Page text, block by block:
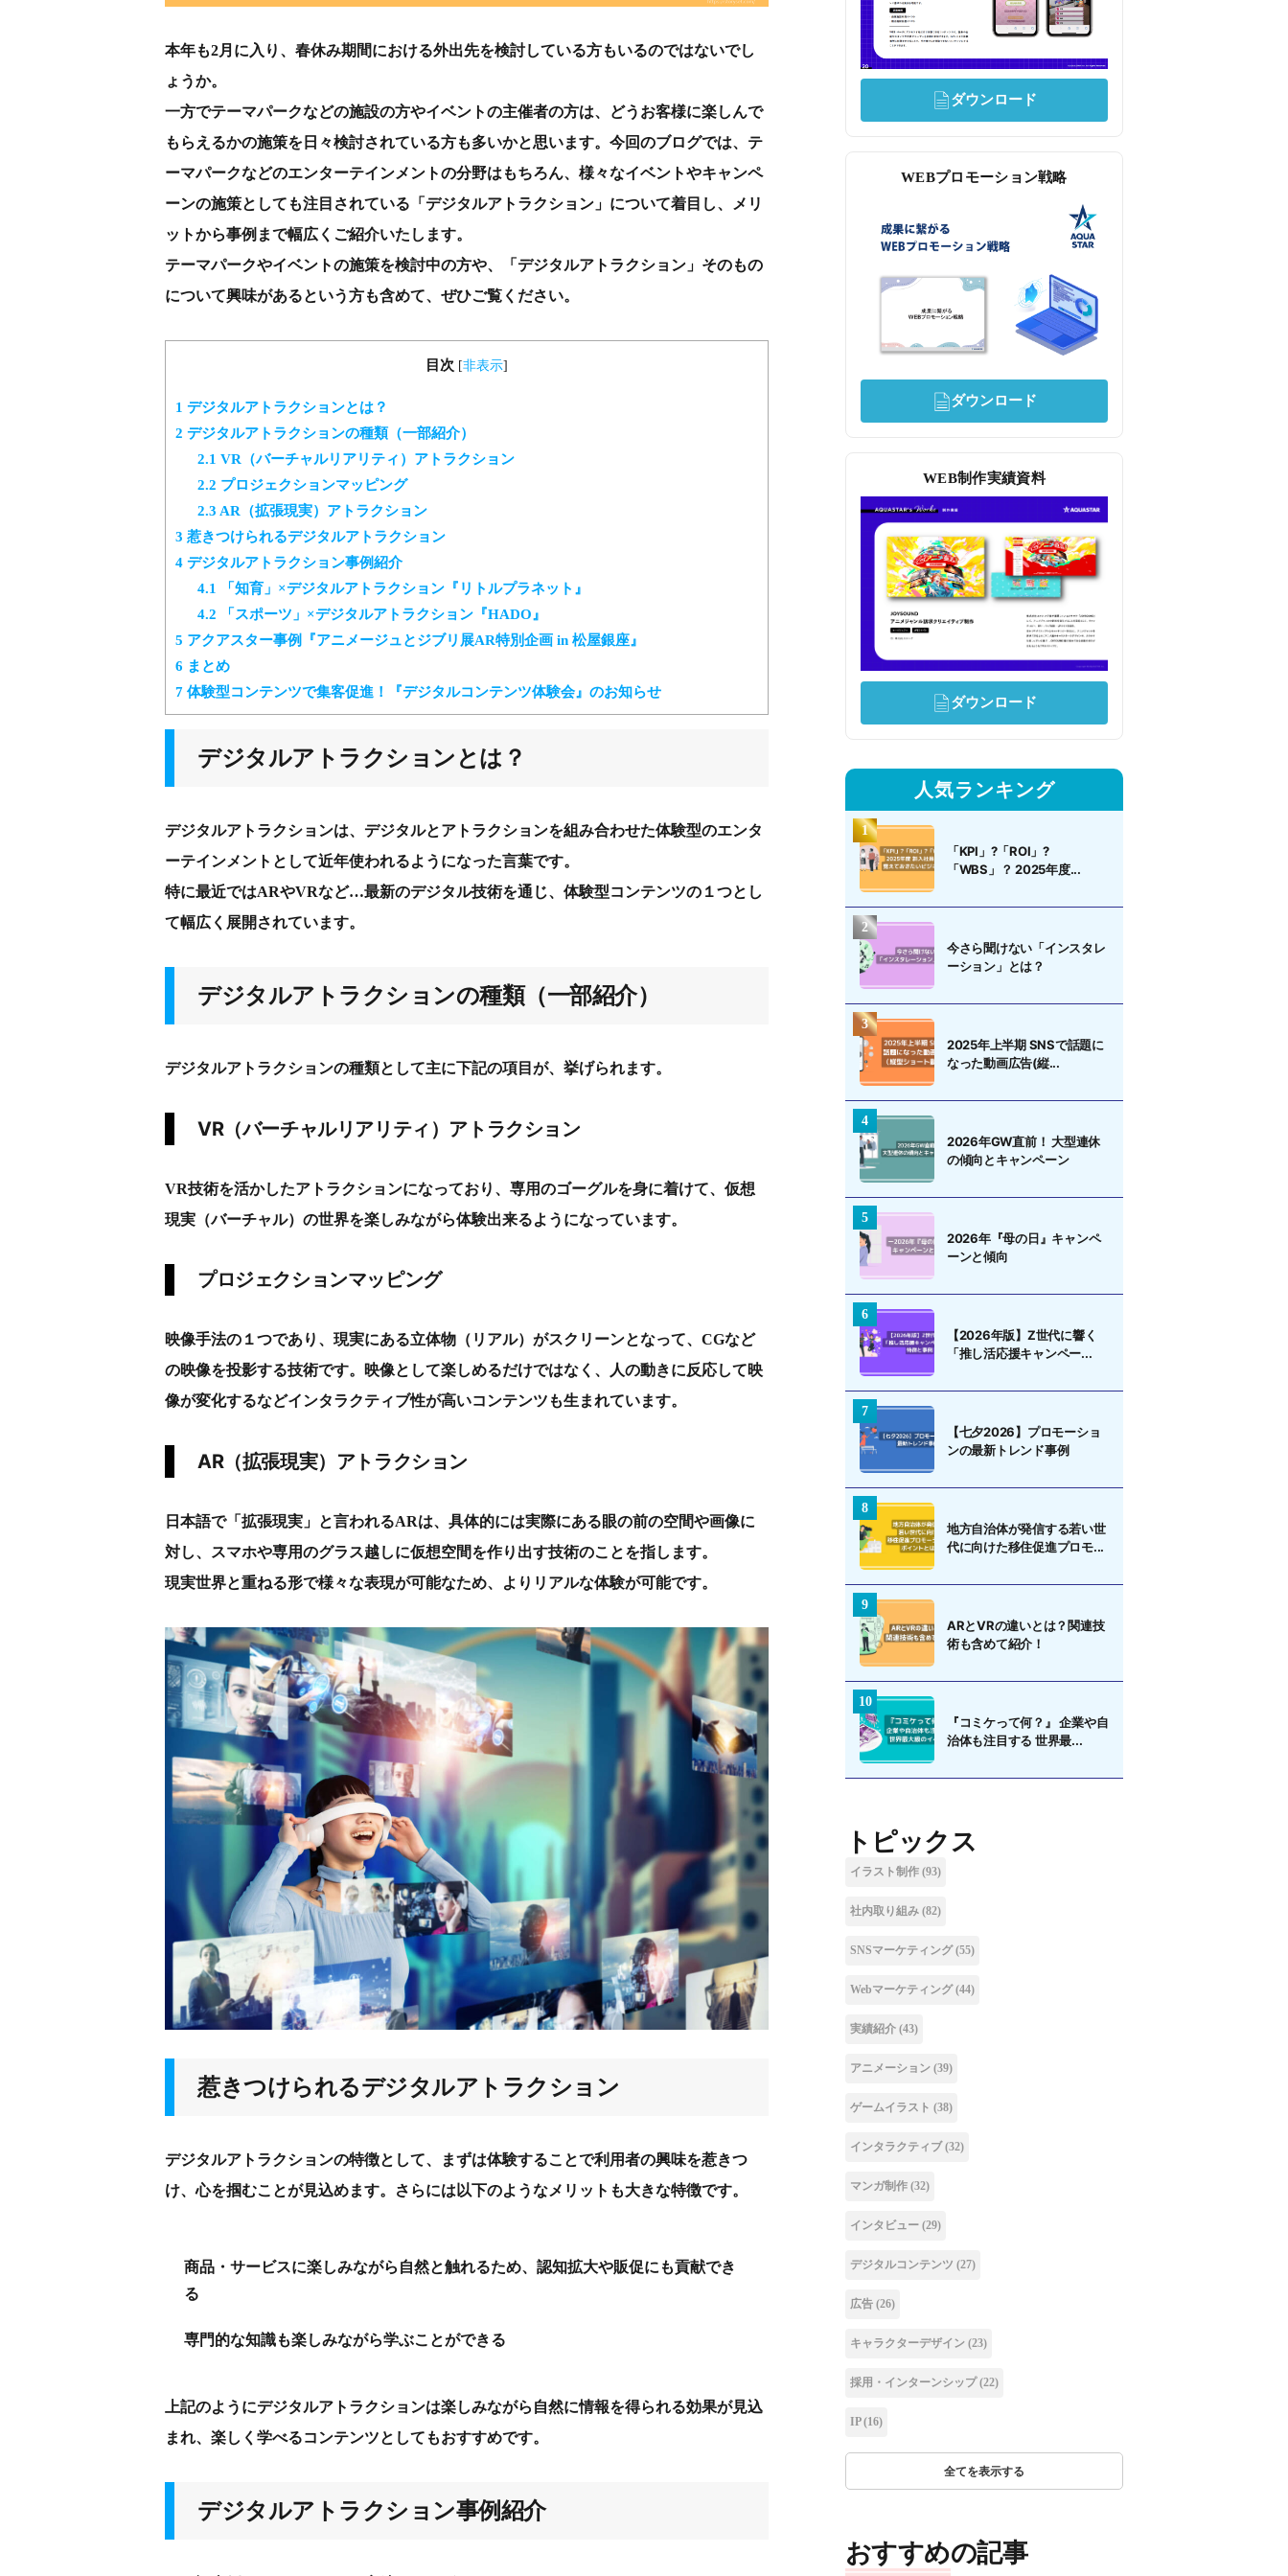
本年も2月に入り、春休み期間における外出先を検討している方もいるのではないでし
ょうか。
一方でテーマパークなどの施設の方やイベントの主催者の方は、どうお客様に楽しんで
もらえるかの施策を日々検討されている方も多いかと思います。今回のブログでは、テ
ーマパークなどのエンターテインメントの分野はもちろん、様々なイベントやキャンペ
ーンの施策としても注目されている「デジタルアトラクション」について着目し、メリ
ットから事例まで幅広くご紹介いたします。
テーマパークやイベントの施策を検討中の方や、「デジタルアトラクション」そのもの
について興味があるという方も含めて、ぜひご覧ください。
目次 [非表示]
1 デジタルアトラクションとは？
2 デジタルアトラクションの種類（一部紹介）
2.1 VR（バーチャルリアリティ）アトラクション
2.2 プロジェクションマッピング
2.3 AR（拡張現実）アトラクション
3 惹きつけられるデジタルアトラクション
4 デジタルアトラクション事例紹介
4.1
「知育」×デジタルアトラクション『リトルプラネット』
4.2 「スポーツ」×デジタルアトラクション『HADO』
5 アクアスター事例『アニメージュとジブリ展AR特別企画 in 松屋銀座』
6 まとめ
7 体験型コンテンツで集客促進！『デジタルコンテンツ体験会』のお知らせ
デジタルアトラクションとは？
デジタルアトラクションは、デジタルとアトラクションを組み合わせた体験型のエンタ
ーテインメントとして近年使われるようになった言葉です。
特に最近ではARやVRなど…最新のデジタル技術を通じ、体験型コンテンツの１つとし
て幅広く展開されています。
デジタルアトラクションの種類（一部紹介）
デジタルアトラクションの種類として主に下記の項目が、挙げられます。
VR（バーチャルリアリティ）アトラクション
VR技術を活かしたアトラクションになっており、専用のゴーグルを身に着けて、仮想
現実（バーチャル）の世界を楽しみながら体験出来るようになっています。
プロジェクションマッピング
映像手法の１つであり、現実にある立体物（リアル）がスクリーンとなって、CGなど
の映像を投影する技術です。映像として楽しめるだけではなく、人の動きに反応して映
像が変化するなどインタラクティブ性が高いコンテンツも生まれています。
AR（拡張現実）アトラクション
日本語で「拡張現実」と言われるARは、具体的には実際にある眼の前の空間や画像に
対し、スマホや専用のグラス越しに仮想空間を作り出す技術のことを指します。
現実世界と重ねる形で様々な表現が可能なため、よりリアルな体験が可能です。
惹きつけられるデジタルアトラクション
デジタルアトラクションの特徴として、まずは体験することで利用者の興味を惹きつ
け、心を掴むことが見込めます。さらには以下のようなメリットも大きな特徴です。
商品・サービスに楽しみながら自然と触れるため、認知拡大や販促にも貢献でき
る
専門的な知識も楽しみながら学ぶことができる
上記のようにデジタルアトラクションは楽しみながら自然に情報を得られる効果が見込
まれ、楽しく学べるコンテンツとしてもおすすめです。
デジタルアトラクション事例紹介
ダウンロード
WEBプロモーション戦略
ダウンロード
WEB制作実績資料
ダウンロード
人気ランキング
「KPI」?「ROI」?
「WBS」？ 2025年度...
今さら聞けない「インスタレ
ーション」とは？
2025年上半期 SNSで話題に
なった動画広告(縦...
2026年GW直前！ 大型連休
の傾向とキャンペーン
2026年『母の日』キャンペ
ーンと傾向
【2026年版】Z世代に響く
「推し活応援キャンペー...
【七夕2026】プロモーショ
ンの最新トレンド事例
地方自治体が発信する若い世
代に向けた移住促進プロモ...
ARとVRの違いとは？関連技
術も含めて紹介！
『コミケって何？』 企業や自
治体も注目する 世界最...
トピックス
イラスト制作 (93)
社内取り組み (82)
SNSマーケティング(55)
Webマーケティング(44)
実績紹介 (43)
アニメーション (39)
ゲームイラスト (38)
インタラクティブ(32)
マンガ制作 (32)
インタビュー (29)
デジタルコンテンツ (27)
広告 (26)
キャラクターデザイン (23)
採用・インターンシップ(22)
IP(16)
全てを表示する
おすすめの記事